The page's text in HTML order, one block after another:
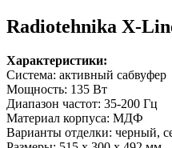
Radiotehnika X-
Характеристики:
Система: активный сабвуфер
Мощность: 135 Вт
Диапазон частот: 35-200 Гц
Материал корпуса: МДФ
Варианты отделки: черный,